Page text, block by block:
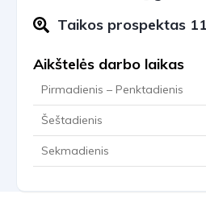
Taikos prospektas
Aikštelės darbo laikas
Pirmadienis – Penktadienis
Šeštadienis
Sekmadienis